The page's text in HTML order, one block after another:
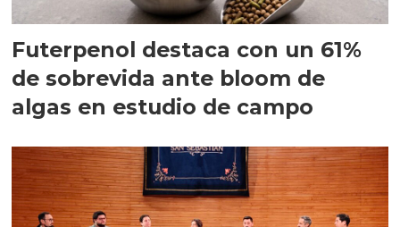
Futerpenol destaca con un 61%
de sobrevida ante bloom de
algas en estudio de campo